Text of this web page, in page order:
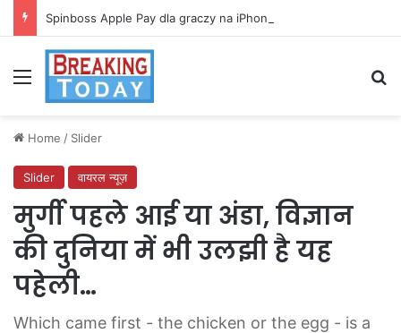
Spinboss Apple Pay dla graczy na iPhone
Menu
Home / Slider
Slider वायरल न्यूज़
मुर्गी पहले आई या अंडा, विज्ञान
की दुनिया में भी उलझी है यह
पहेली…
Which came first - the chicken or the egg - is a